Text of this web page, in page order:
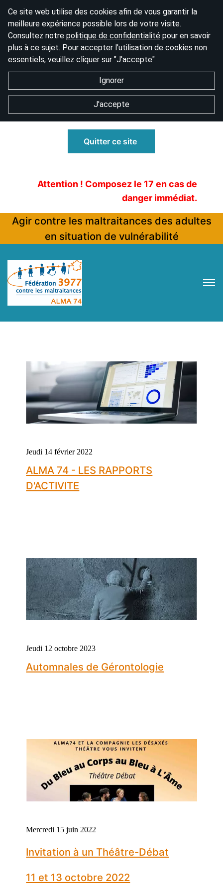
Ce site web utilise des cookies afin de vous garantir la
meilleure expérience possible lors de votre visite.
Consultez notre politique de confidentialité pour en savoir
plus à ce sujet. Pour accepter l'utilisation de cookies non
essentiels, veuillez cliquer sur "J'accepte"
Ignorer
J'accepte
Attention ! Composez le 17 en cas de
danger immédiat.
Quitter ce site
Agir contre les maltraitances des adultes
en situation de vulnérabilité
Jeudi 14 février 2022
ALMA 74 - LES RAPPORTS
D'ACTIVITE
Jeudi 12 octobre 2023
Automnales de Gérontologie
Mercredi 15 juin 2022
Invitation à un Théâtre-Débat
11 et 13 octobre 2022